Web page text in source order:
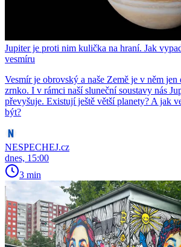
Jupiter je proti nim kulička na hraní. Jak
vesmíru
Vesmír je obrovský a naše Země je v něm jen
zrnko. I v rámci naší sluneční soustavy nás
převyšuje. Existují ještě větší planety? A jak
být?
NESPECHEJ.cz
dnes, 15:00
3 min